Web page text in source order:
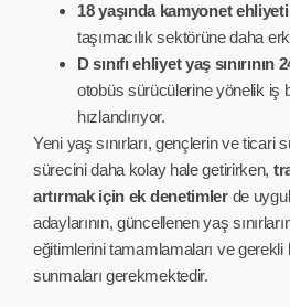
18 yaşında kamyonet
taşımacılık sektörüne daha
D sınıfı ehliyet yaş sınırının
otobüs sürücülerine yönelik iş
hızlandırıyor.
Yeni yaş sınırları, gençlerin ve ticari
sürecini daha kolay hale getirirken,
artırmak için ek denetimlerde
adaylarının, güncellenen yaş
eğitimlerini tamamlamaları ve
sunmaları gerekmektedir.